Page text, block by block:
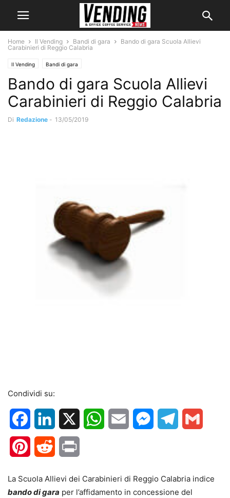
Home Il Vending Bandi di gara
Bando di gara Scuola Allievi
Carabinieri di Reggio Calabria
Il Vending Bandi di gara
Bando di gara Scuola Allievi
Carabinieri di Reggio Calabria
Di Redazione - 13/05/2019
Condividi su:
FacebookLinkedIn WhatsApp
Email MessengerTelegram
PinterestReddit
La Scuola Allievi dei Carabinieri di Reggio Calabria indice
bando di gara per l’affidamento in concessione del